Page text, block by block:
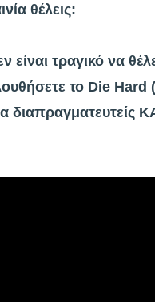
θέλεις:
είναι τραγικό να
το Die
διαπραγματευτείς